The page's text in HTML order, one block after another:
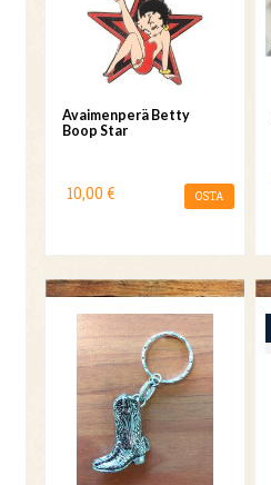
Avaimenperä Betty
Boop Star
10,00 € OSTA